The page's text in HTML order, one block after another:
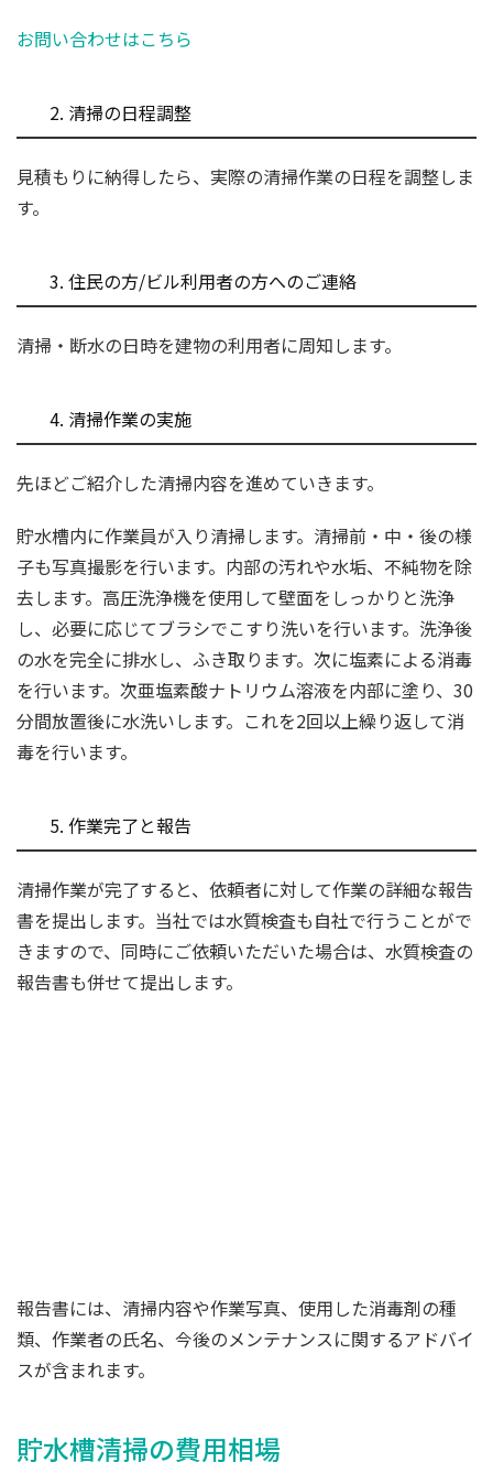
お問い合わせはこちら
2. 清掃の日程調整
見積もりに納得したら、実際の清掃作業の日程を調整しま
す。
3. 住民の方/ビル利用者の方へのご連絡
清掃・断水の日時を建物の利用者に周知します。
4. 清掃作業の実施
先ほどご紹介した清掃内容を進めていきます。
貯水槽内に作業員が入り清掃します。清掃前・中・後の様
子も写真撮影を行います。内部の汚れや水垢、不純物を除
去します。高圧洗浄機を使用して壁面をしっかりと洗浄
し、必要に応じてブラシでこすり洗いを行います。洗浄後
の水を完全に排水し、ふき取ります。次に塩素による消毒
を行います。次亜塩素酸ナトリウム溶液を内部に塗り、30
分間放置後に水洗いします。これを2回以上繰り返して消
毒を行います。
5. 作業完了と報告
清掃作業が完了すると、依頼者に対して作業の詳細な報告
書を提出します。当社では水質検査も自社で行うことがで
きますので、同時にご依頼いただいた場合は、水質検査の
報告書も併せて提出します。
報告書には、清掃内容や作業写真、使用した消毒剤の種
類、作業者の氏名、今後のメンテナンスに関するアドバイ
スが含まれます。
貯水槽清掃の費用相場